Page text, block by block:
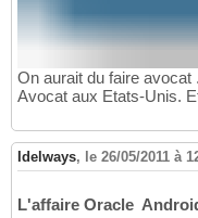
On aurait du faire avocat
Avocat aux Etats-Unis.
Idelways, le 26/05/2011 à
L'affaire Oracle 